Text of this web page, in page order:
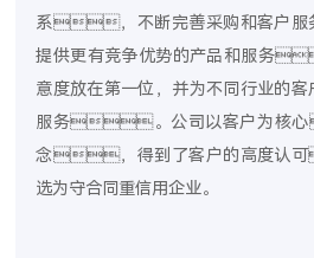
系，不断完善采购和客户
提供更有竞争优势的产品和服务
意度放在第一位，并为不同行业的
服务。公司以客户为核
念，得到了客户的高度认
选为守合同重信用企业。